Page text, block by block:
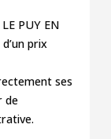
PUY EN
prix
ses
de